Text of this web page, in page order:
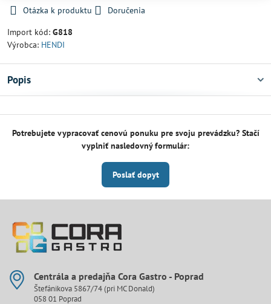
Otázka k produktu
Doručenia
Import kód: G818
Výrobca: HENDI
Popis
Potrebujete vypracovať cenovú ponuku pre svoju prevádzku? Stačí
vyplniť nasledovný formulár:
Poslať dopyt
Centrála a predajňa Cora Gastro - Poprad
Štefánikova 5867/74 (pri MC Donald)
058 01 Poprad